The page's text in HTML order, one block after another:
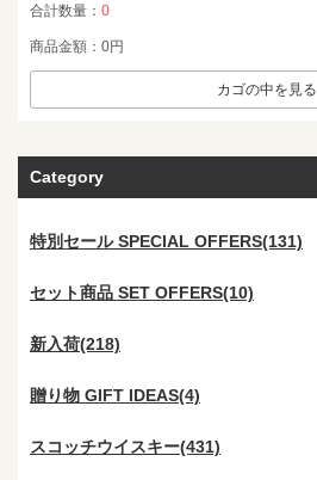
合計数量： 0
商品金額： 0円
カゴの中を見る
Category
特別セール SPECIAL OFFERS(131)
セット商品 SET OFFERS(10)
新入荷(218)
贈り物 GIFT IDEAS(4)
スコッチウイスキー(431)